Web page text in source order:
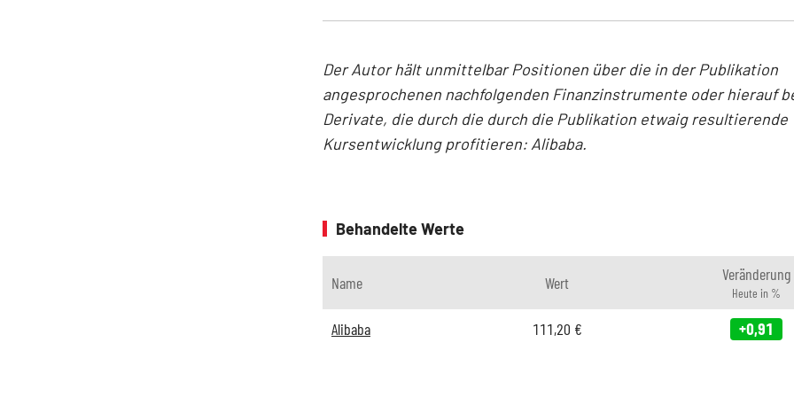
Der Autor hält unmittelbar Positionen über die in der Publikation
angesprochenen nachfolgenden Finanzinstrumente oder hierauf
Derivate, die durch die durch die Publikation etwaig resultierende
Kursentwicklung profitieren: Alibaba.
Behandelte Werte
Name Wert Veränderung
Heute in %
Alibaba 111,20 € +0,91